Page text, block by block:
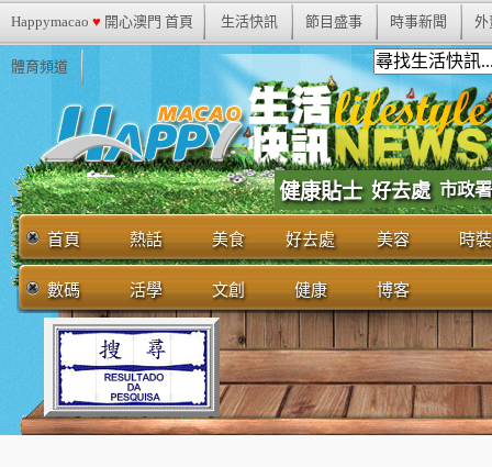
Happymacao ♥ 開心澳門 首頁 生活快訊 節目盛事 時事新聞 外
體育頻道
健康貼士 好去處 市政署
首頁 熱話 美食 好去處 美容 時裝
數碼 活學 文創 健康 博客